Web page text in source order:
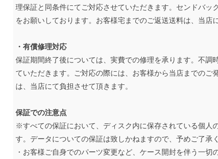
理保証と同条件にてご対応させていただきます。センドバ
をお願いしております。お客様宅までのご返送送料は、当店
・有償修理対応
保証期間終了後については、実費での修理を承ります。不
ていただきます。ご対応の際には、お客様から当店までの
は、当店にて負担させて頂きます。
保証での注意点
※すべての保証において、ディスク内に保存されている個人
す。データについての保証は致しかねますので、予めご了承
・お客様ご自身でのパーツ変更など、ケース開封を伴う一